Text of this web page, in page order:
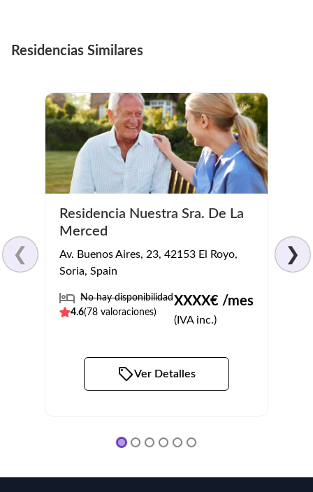
Residencias Similares
❮
Residencia Nuestra Sra. De La
Merced
Av. Buenos Aires, 23, 42153 El Royo,
Soria, Spain
No hay disponibilidad
4.6(78 valoraciones)
XXXX€ /mes
(IVA inc.)
Ver Detalles
Spain
❯